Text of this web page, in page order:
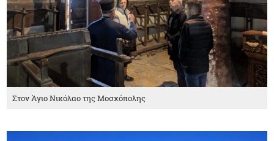
Στον Άγιο Νικόλαο της Μοσχόπολης